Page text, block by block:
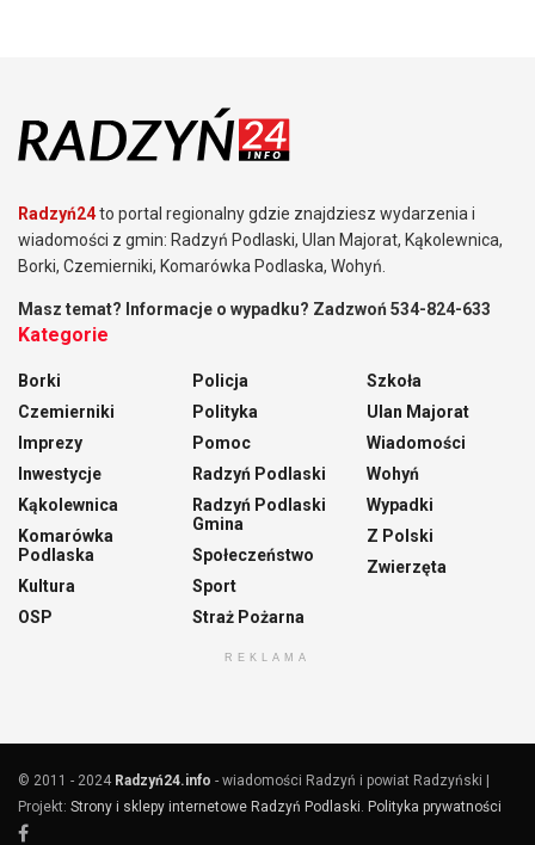
Radzyń24to portal regionalny gdzie znajdziesz wydarzenia i
wiadomości z gmin: Radzyń Podlaski, Ulan Majorat, Kąkolewnica,
Borki, Czemierniki, Komarówka Podlaska, Wohyń.
Masz temat? Informacje o wypadku? Zadzwoń 534-824-633
Kategorie
Borki
Czemierniki
Imprezy
Inwestycje
Kąkolewnica
Komarówka
Podlaska
Kultura
OSP
Policja
Polityka
Pomoc
Radzyń Podlaski
Radzyń Podlaski
Gmina
Społeczeństwo
Sport
Straż Pożarna
Szkoła
Ulan Majorat
Wiadomości
Wohyń
Wypadki
Z Polski
Zwierzęta
REKLAMA
© 2011 - 2024 Radzyń24.info - wiadomości Radzyń i powiat Radzyński |
Projekt: Strony i sklepy internetowe Radzyń Podlaski Polityka prywatności